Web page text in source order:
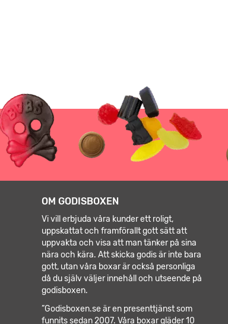
OM GODISBOXEN
Vi vill erbjuda våra kunder ett roligt,
uppskattat och framförallt gott sätt att
uppvakta och visa att man tänker på sina
nära och kära. Att skicka godis är inte bara
gott, utan våra boxar är också personliga
då du själv väljer innehåll och utseende på
godisboxen.
”Godisboxen.se är en presenttjänst som
funnits sedan 2007. Våra boxar gläder 10